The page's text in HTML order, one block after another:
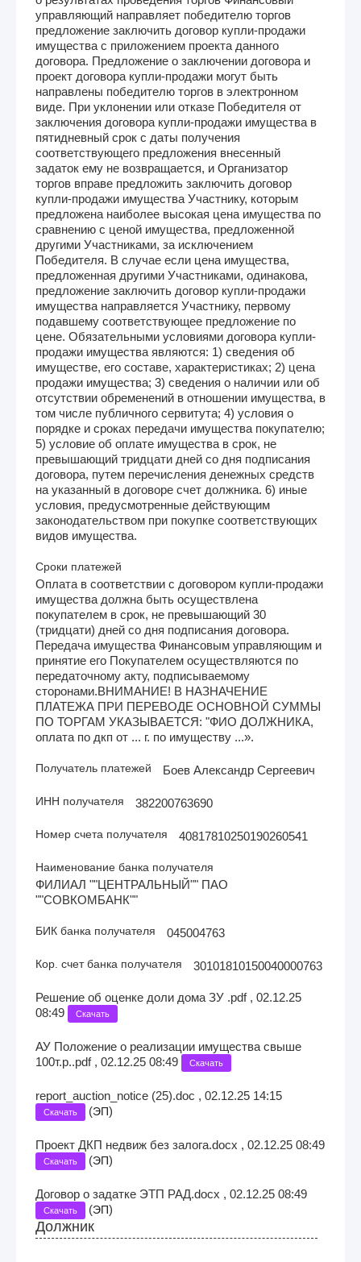
управляющий направляет победителю торгов
предложение заключить договор купли-продажи
имущества с приложением проекта данного
договора. Предложение о заключении договора и
проект договора купли-продажи могут быть
направлены победителю торгов в электронном
виде. При уклонении или отказе Победителя от
заключения договора купли-продажи имущества в
пятидневный срок с даты получения
соответствующего предложения внесенный
задаток ему не возвращается, и Организатор
торгов вправе предложить заключить договор
купли-продажи имущества Участнику, которым
предложена наиболее высокая цена имущества по
сравнению с ценой имущества, предложенной
другими Участниками, за исключением
Победителя. В случае если цена имущества,
предложенная другими Участниками, одинакова,
предложение заключить договор купли-продажи
имущества направляется Участнику, первому
подавшему соответствующее предложение по
цене. Обязательными условиями договора купли-
продажи имущества являются: 1) сведения об
имуществе, его составе, характеристиках; 2) цена
продажи имущества; 3) сведения о наличии или об
отсутствии обременений в отношении имущества, в
том числе публичного сервитута; 4) условия о
порядке и сроках передачи имущества покупателю;
5) условие об оплате имущества в срок, не
превышающий тридцати дней со дня подписания
договора, путем перечисления денежных средств
на указанный в договоре счет должника. 6) иные
условия, предусмотренные действующим
законодательством при покупке соответствующих
видов имущества.
Сроки платежей
Оплата в соответствии с договором купли-продажи
имущества должна быть осуществлена
покупателем в срок, не превышающий 30
(тридцати) дней со дня подписания договора.
Передача имущества Финансовым управляющим и
принятие его Покупателем осуществляются по
передаточному акту, подписываемому
сторонами.ВНИМАНИЕ! В НАЗНАЧЕНИЕ
ПЛАТЕЖА ПРИ ПЕРЕВОДЕ ОСНОВНОЙ СУММЫ
ПО ТОРГАМ УКАЗЫВАЕТСЯ: "ФИО ДОЛЖНИКА,
оплата по дкп от ... г. по имуществу ...».
Получатель платежей Боев Александр Сергеевич
ИНН получателя 382200763690
Номер счета получателя 40817810250190260541
Наименование банка получателя
ФИЛИАЛ ""ЦЕНТРАЛЬНЫЙ"" ПАО
""СОВКОМБАНК""
БИК банка получателя 045004763
Кор. счет банка получателя 30101810150040000763
Решение об оценке доли дома ЗУ .pdf , 02.12.25
08:49
Скачать
АУ Положение о реализации имущества свыше
100т.р..pdf , 02.12.25 08:49
Скачать
report_auction_notice (25).doc , 02.12.25 14:15
Скачать (ЭП)
Проект ДКП недвиж без залога.docx , 02.12.25 08:49
Скачать (ЭП)
Договор о задатке ЭТП РАД.docx , 02.12.25 08:49
Скачать (ЭП)
Должник